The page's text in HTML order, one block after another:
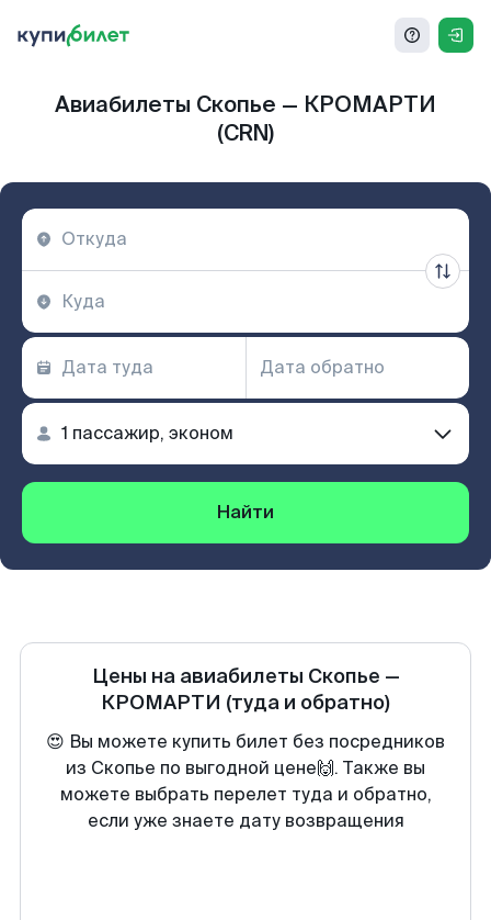
Авиабилеты Скопье — КРОМАРТИ
(CRN)
Найти
Цены на авиабилеты Скопье —
КРОМАРТИ (туда и обратно)
😍 Вы можете купить билет без посредников
из Скопье по выгодной цене🙌. Также вы
можете выбрать перелет туда и обратно,
если уже знаете дату возвращения